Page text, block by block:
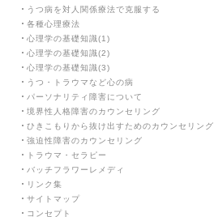
うつ病を対人関係療法で克服する
各種心理療法
心理学の基礎知識(1)
心理学の基礎知識(2)
心理学の基礎知識(3)
うつ・トラウマなど心の病
パーソナリティ障害について
境界性人格障害のカウンセリング
ひきこもりから抜け出すためのカウンセリング
強迫性障害のカウンセリング
トラウマ・セラピー
バッチフラワーレメディ
リンク集
サイトマップ
コンセプト